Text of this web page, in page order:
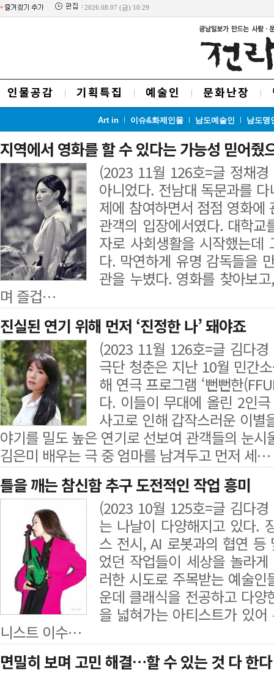
2026.08.07 (금) 10:29
인물공감 기획특집 예술인 문화난장
Art in 이슈&화제인물 남도예술인 남도명
지역에서 영화를 할 수 있다는 가능성 믿어줬
(2023 11월 126호=글 정채
아니었다. 전남대 독문과를
제에 참여하면서 점점 영화에
관객의 입장에서였다. 대학
자로 사회생활을 시작했는데
다. 막연하게 유명 감독들을
관을 누볐다. 영화를 찾아보
며 즐겁…
진실된 연기 위해 먼저 ‘진정한 나’ 돼야죠
(2023 11월 126호=글 김다
극단 청춘은 지난 10월 민간
해 연극 프로그램 ‘뻔뻔한
다. 이들이 무대에 올린 2인
사고로 인해 갑작스러운 이별
야기를 밀도 높은 연기로 선보여 관객들의 눈
김은미 배우는 극 중 엄마를 남겨두고 먼저 세…
틀을 깨는 참신함 추구 도전적인 작업 흥미
(2023 10월 125호=글 김다
는 나날이 다양해지고 있다.
스 전시, AI 로봇과의 협연
었던 작업들이 세상을 놀라
러한 시도로 주목받는 예술
운데 클래식을 전공하고 다
을 넓혀가는 아티스트가 있
니스트 이수…
면밀히 보며 고민 해결…할 수 있는 것 다 한다